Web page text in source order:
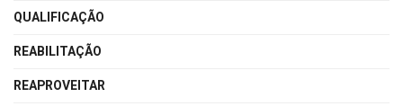
QUALIFICAÇÃO
REABILITAÇÃO
REAPROVEITAR